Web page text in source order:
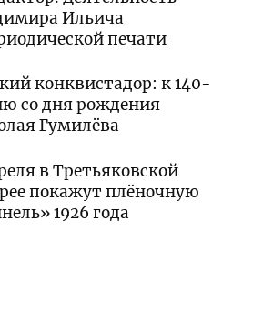
Ильича
печати
конквистадор: к 140-
со дня рождения
Гумилёва
в Третьяковской
покажут плёночную
1926 года